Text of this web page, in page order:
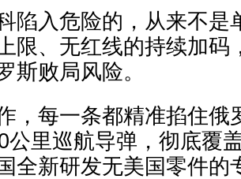
陷入危险的，从来不是
限、无红线的持续加码
斯败局风险。
，每一条都精准掐住俄
公里巡航导弹，彻底覆
全新研发无美国零件的